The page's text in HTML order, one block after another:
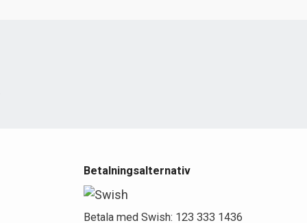
Betalningsalternativ
Betala med Swish: 123 333 1436